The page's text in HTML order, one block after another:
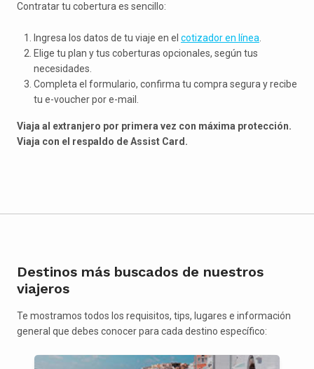
Contratar tu cobertura es sencillo:
Ingresa los datos de tu viaje en el cotizador en línea
Elige tu plan y tus coberturas opcionales, según tus
necesidades.
Completa el formulario, confirma tu compra segura y recibe
tu e-voucher por e-mail.
Viaja al extranjero por primera vez con máxima protección.
Viaja con el respaldo de Assist Card.
Destinos más buscados de nuestros
viajeros
Te mostramos todos los requisitos, tips, lugares e información
general que debes conocer para cada destino específico: